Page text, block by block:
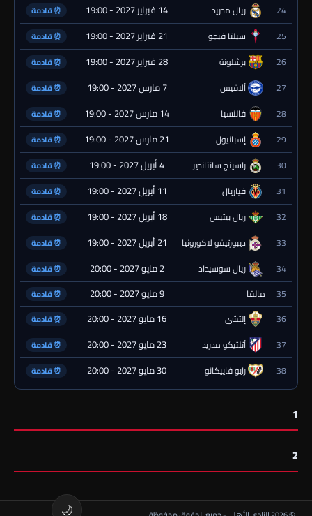
24 ريال مدريد 14 فبراير 2027 - 19:00 ⏰ قادمة
25 سيلتا فيجو 21 فبراير 2027 - 19:00 ⏰ قادمة
26 برشلونة 28 فبراير 2027 - 19:00 ⏰ قادمة
27 ألافيس 7 مارس 2027 - 19:00 ⏰ قادمة
28 فالنسيا 14 مارس 2027 - 19:00 ⏰ قادمة
29 إسبانيول 21 مارس 2027 - 19:00 ⏰ قادمة
30 راسينج سانتاندير 4 أبريل 2027 - 19:00 ⏰ قادمة
31 فياريال 11 أبريل 2027 - 19:00 ⏰ قادمة
32 ريال بيتيس 18 أبريل 2027 - 19:00 ⏰ قادمة
33 ديبورتيفو لاكورونيا 21 أبريل 2027 - 19:00 ⏰ قادمة
34 ريال سوسيداد 2 مايو 2027 - 20:00 ⏰ قادمة
35 مالقا 9 مايو 2027 - 20:00 ⏰ قادمة
36 إلتشي 16 مايو 2027 - 20:00 ⏰ قادمة
37 أتلتيكو مدريد 23 مايو 2027 - 20:00 ⏰ قادمة
38 رايو فاييكانو 30 مايو 2027 - 20:00 ⏰ قادمة
1
2
🌙